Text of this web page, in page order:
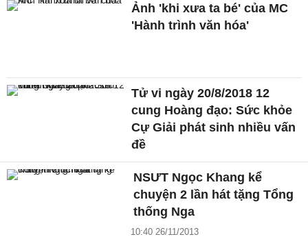
Ảnh 'khi xưa ta bé' của MC
'Hành trình văn hóa'
Tử vi ngày 20/8/2018 12
cung Hoàng đạo: Sức khỏe
Cự Giải phát sinh nhiều vấn
đề
NSƯT Ngọc Khang kể
chuyện 2 lần hát tặng Tổng
thống Nga
10:40 26/11/2013